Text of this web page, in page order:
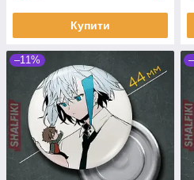
Купити
–11%